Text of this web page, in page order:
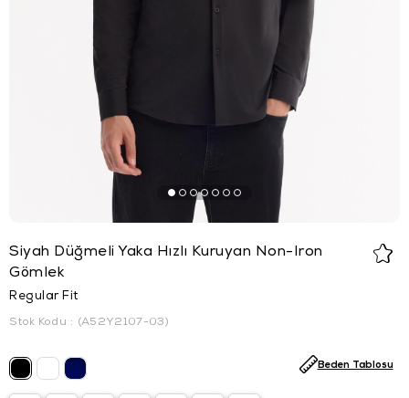
Siyah Düğmeli Yaka Hızlı Kuruyan Non-Iron
Gömlek
Regular Fit
Stok Kodu (A52Y2107-03)
Beden Tablosu